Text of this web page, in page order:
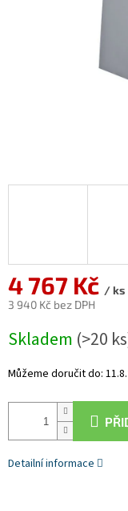
4 767 Kč / ks
3 940 Kč bez DPH
cena:
Skladem (>20
Můžeme doručit do:
Detailní informace